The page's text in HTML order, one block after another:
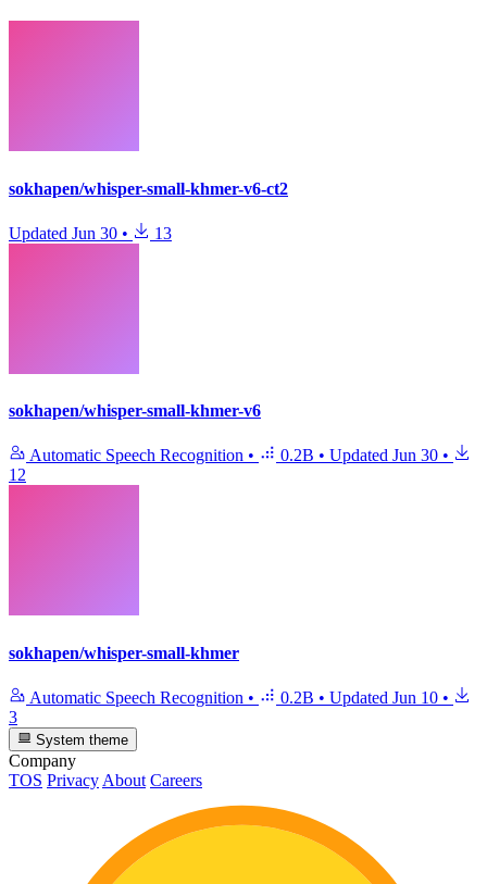
sokhapen/whisper-small-khmer-v6-ct2
Updated Jun 30 • 13
sokhapen/whisper-small-khmer-v6
Automatic Speech Recognition • 0.2B • Updated Jun 30 •
12
sokhapen/whisper-small-khmer
Automatic Speech Recognition • 0.2B • Updated Jun 10 •
3
System theme
Company
TOS Privacy About Careers